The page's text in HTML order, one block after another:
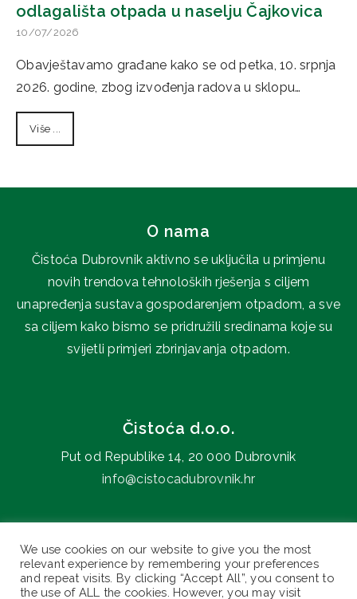
odlagališta otpada u naselju Čajkovica
10/07/2026
Obavještavamo građane kako se od petka, 10. srpnja
2026. godine, zbog izvođenja radova u sklopu…
Više ...
O nama
Čistoća Dubrovnik aktivno se uključila u primjenu
novih trendova tehnoloških rješenja s ciljem
unapređenja sustava gospodarenjem otpadom, a sve
sa ciljem kako bismo se pridružili sredinama koje su
svijetli primjeri zbrinjavanja otpadom.
Čistoća d.o.o.
Put od Republike 14, 20 000 Dubrovnik
info@cistocadubrovnik.hr
0800 606 707
We use cookies on our website to give you the most
relevant experience by remembering your preferences
and repeat visits. By clicking “Accept All”, you consent to
the use of ALL the cookies. However, you may visit